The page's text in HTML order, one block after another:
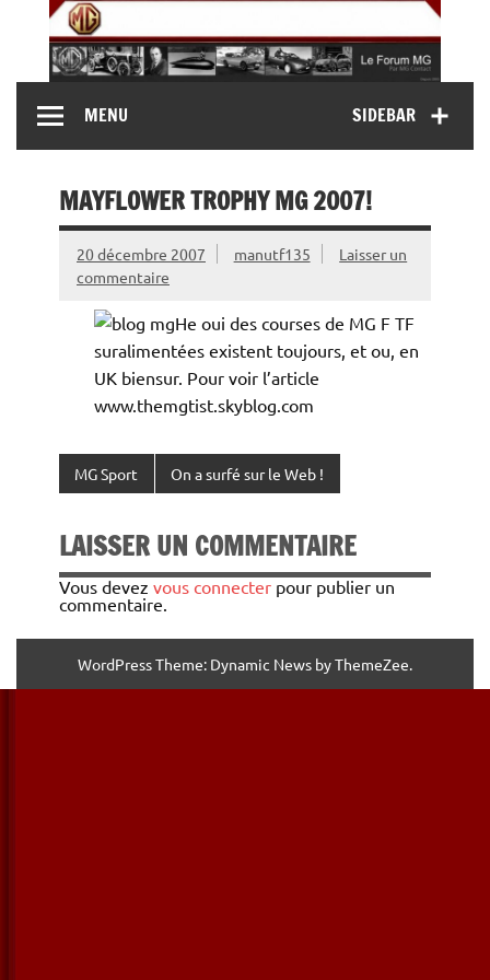
content
MG Contact
MG B, MG F, MG A, Midget…)SIDEBAR
MENU
MAYFLOWER TROPHY MG 2007!
20 décembre 2007 manutf135
Laisser un
commentaire
He oui des courses de MG F TF
suralimentées existent toujours, et ou, en
UK biensur. Pour voir l’article
www.themgtist.skyblog.com
MG Sport On a surfé sur le Web !
LAISSER UN COMMENTAIRE
Vous devez vous connecter pour publier un
commentaire.
WordPress Theme: Dynamic News by ThemeZee.